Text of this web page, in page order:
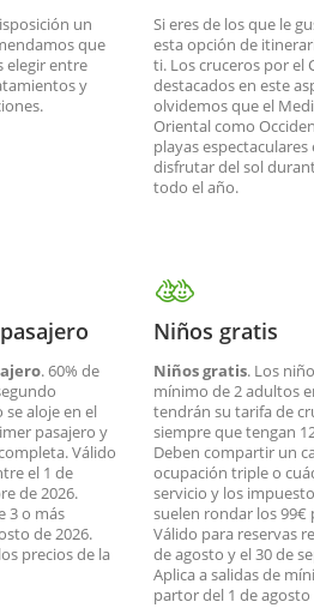
un
que
elegir entre
y
Si eres de los que le
esta opción de
ti. Los cruceros por el
destacados en este
olvidemos que el
Oriental como
playas
disfrutar del sol
todo el año.
. 60% de
aloje en el
pasajero y
Válido
el 1 de
de 2026.
3 o más
de 2026.
precios de la
Niños gratis
Niños gratis. Los
mínimo de 2 adultos
tendrán su tarifa de
siempre que tengan
Deben compartir un
ocupación triple o
servicio y los
suelen rondar los
Válido para reservas
de agosto y el 30 de
Aplica a salidas de
partor del 1 de agosto